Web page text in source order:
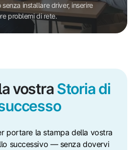
installare driver, inserire
problemi di rete.
vostraStoria di
portare la stampa della vostra
successivo — senza dovervi